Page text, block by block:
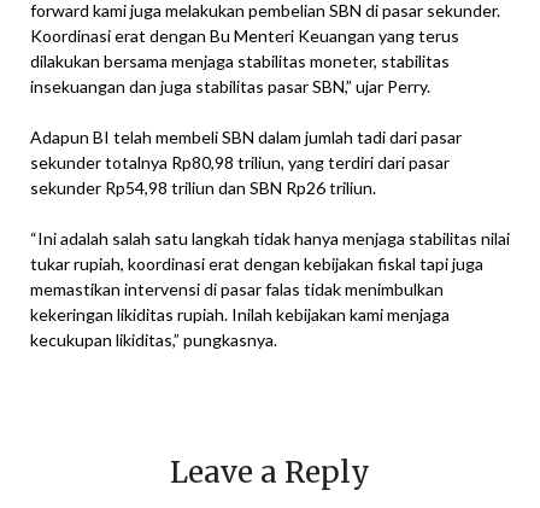
forward kami juga melakukan pembelian SBN di pasar sekunder.
Koordinasi erat dengan Bu Menteri Keuangan yang terus
dilakukan bersama menjaga stabilitas moneter, stabilitas
insekuangan dan juga stabilitas pasar SBN,” ujar Perry.
Adapun BI telah membeli SBN dalam jumlah tadi dari pasar
sekunder totalnya Rp80,98 triliun, yang terdiri dari pasar
sekunder Rp54,98 triliun dan SBN Rp26 triliun.
“Ini adalah salah satu langkah tidak hanya menjaga stabilitas nilai
tukar rupiah, koordinasi erat dengan kebijakan fiskal tapi juga
memastikan intervensi di pasar falas tidak menimbulkan
kekeringan likiditas rupiah. Inilah kebijakan kami menjaga
kecukupan likiditas,” pungkasnya.
Leave a Reply